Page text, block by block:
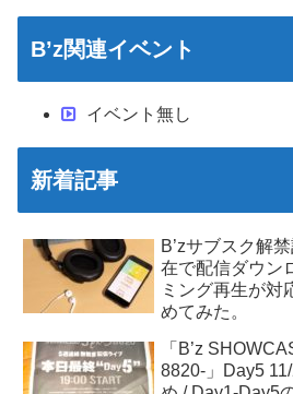
B’z関連イベント
イベント無し
新着記事
B’zサブスク解
在で配信ダウン
ミング再生が対
めてみた。
「B’z
8820-」Day5